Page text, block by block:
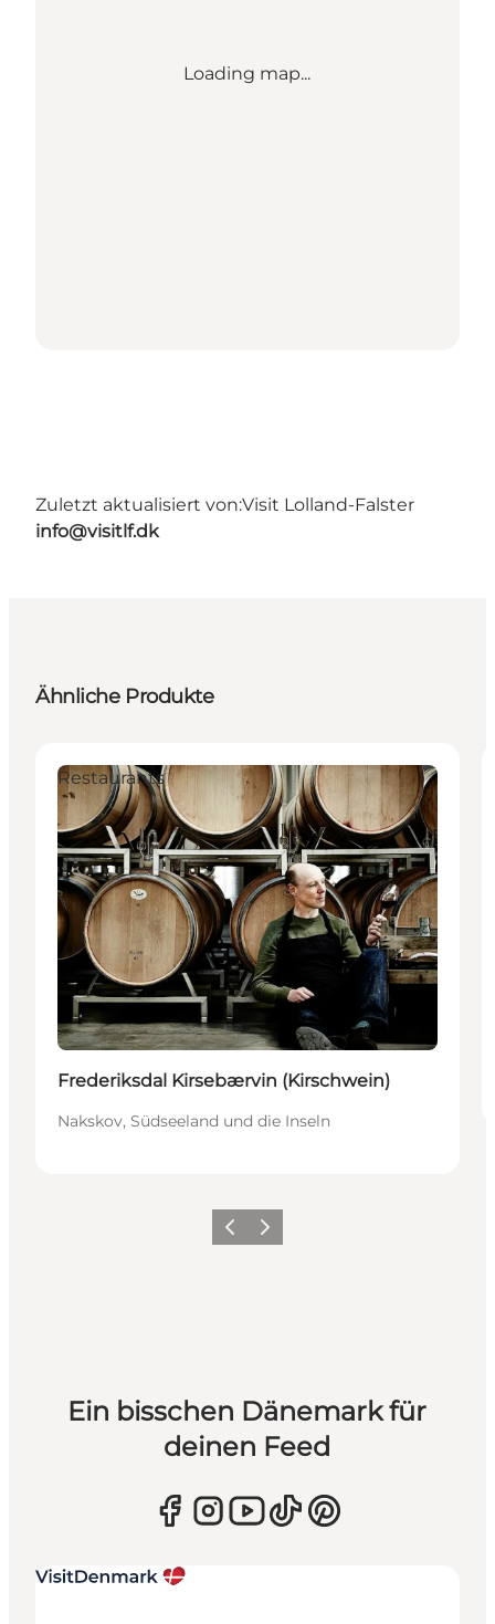
Loading map...
Zuletzt aktualisiert von:Visit Lolland-Falster
info@visitlf.dk
Ähnliche Produkte
Restaurants
Frederiksdal Kirsebærvin (Kirschwein)
Nakskov, Südseeland und die Inseln
ZurückWeiter
Ein bisschen Dänemark für
deinen Feed